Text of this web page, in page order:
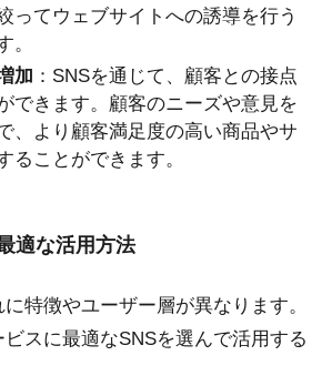
ってウェブサイトへの誘導を行う
。
加 ：SNSを通じて、顧客との接点
できます。顧客のニーズや意見を
、より顧客満足度の高い商品やサ
ることができます。
適な活用方法
特徴やユーザー層が異なります。
スに最適なSNSを選んで活用する